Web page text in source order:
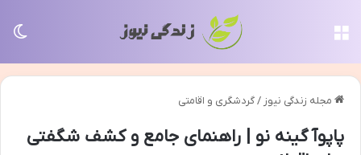
مجله زندگی نیوز /گردشگری و اقامتی
پاپوآ گینه نو | راهنمای جامع و کشف شگفتی